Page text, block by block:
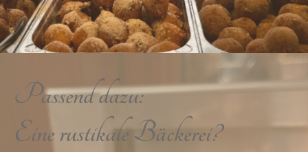
Passend dazu:
Eine rustikale Bäckerei?